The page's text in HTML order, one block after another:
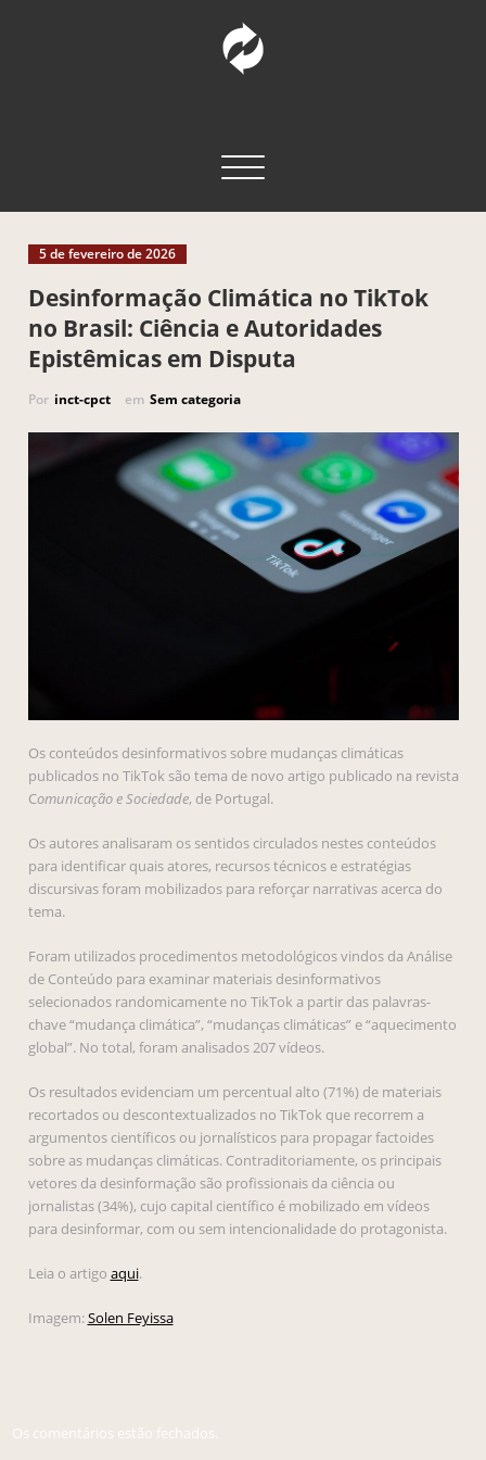
Alternar navegação
5 de fevereiro de 2026
Desinformação Climática no TikTok
no Brasil: Ciência e Autoridades
Epistêmicas em Disputa
Por inct-cpct em Sem categoria
Os conteúdos desinformativos sobre mudanças climáticas
publicados no TikTok são tema de novo artigo publicado na revista
Comunicação e Sociedade, de Portugal.
Os autores analisaram os sentidos circulados nestes conteúdos
para identificar quais atores, recursos técnicos e estratégias
discursivas foram mobilizados para reforçar narrativas acerca do
tema.
Foram utilizados procedimentos metodológicos vindos da Análise
de Conteúdo para examinar materiais desinformativos
selecionados randomicamente no TikTok a partir das palavras-
chave “mudança climática”, “mudanças climáticas” e “aquecimento
global”. No total, foram analisados 207 vídeos.
Os resultados evidenciam um percentual alto (71%) de materiais
recortados ou descontextualizados no TikTok que recorrem a
argumentos científicos ou jornalísticos para propagar factoides
sobre as mudanças climáticas. Contraditoriamente, os principais
vetores da desinformação são profissionais da ciência ou
jornalistas (34%), cujo capital científico é mobilizado em vídeos
para desinformar, com ou sem intencionalidade do protagonista.
Leia o artigo aqui.
Imagem:Solen Feyissa
Os comentários estão fechados.